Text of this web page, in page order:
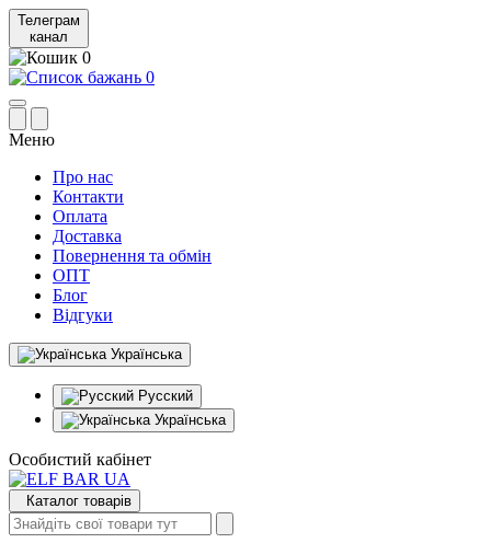
Телеграм
канал
0
0
Меню
Про нас
Контакти
Оплата
Доставка
Повернення та обмін
ОПТ
Блог
Відгуки
Українська
Русский
Українська
Особистий кабінет
Каталог товарів